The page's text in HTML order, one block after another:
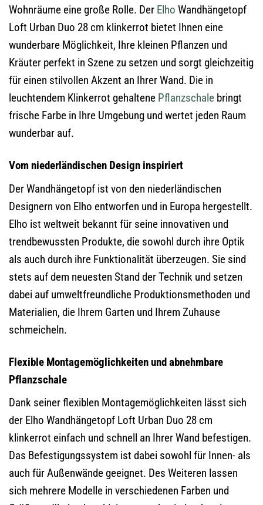
Wohnräume eine große Rolle. Der Elho Wandhängetopf
Loft Urban Duo 28 cm klinkerrot bietet Ihnen eine
wunderbare Möglichkeit, Ihre kleinen Pflanzen und
Kräuter perfekt in Szene zu setzen und sorgt gleichzeitig
für einen stilvollen Akzent an Ihrer Wand. Die in
leuchtendem Klinkerrot gehaltene Pflanzschale bringt
frische Farbe in Ihre Umgebung und wertet jeden Raum
wunderbar auf.
Vom niederländischen Design inspiriert
Der Wandhängetopf ist von den niederländischen
Designern von Elho entworfen und in Europa hergestellt.
Elho ist weltweit bekannt für seine innovativen und
trendbewussten Produkte, die sowohl durch ihre Optik
als auch durch ihre Funktionalität überzeugen. Sie sind
stets auf dem neuesten Stand der Technik und setzen
dabei auf umweltfreundliche Produktionsmethoden und
Materialien, die Ihrem Garten und Ihrem Zuhause
schmeicheln.
Flexible Montagemöglichkeiten und abnehmbare
Pflanzschale
Dank seiner flexiblen Montagemöglichkeiten lässt sich
der Elho Wandhängetopf Loft Urban Duo 28 cm
klinkerrot einfach und schnell an Ihrer Wand befestigen.
Das Befestigungssystem ist dabei sowohl für Innen- als
auch für Außenwände geeignet. Des Weiteren lassen
sich mehrere Modelle in verschiedenen Farben und